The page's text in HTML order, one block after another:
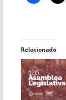
Relacionado